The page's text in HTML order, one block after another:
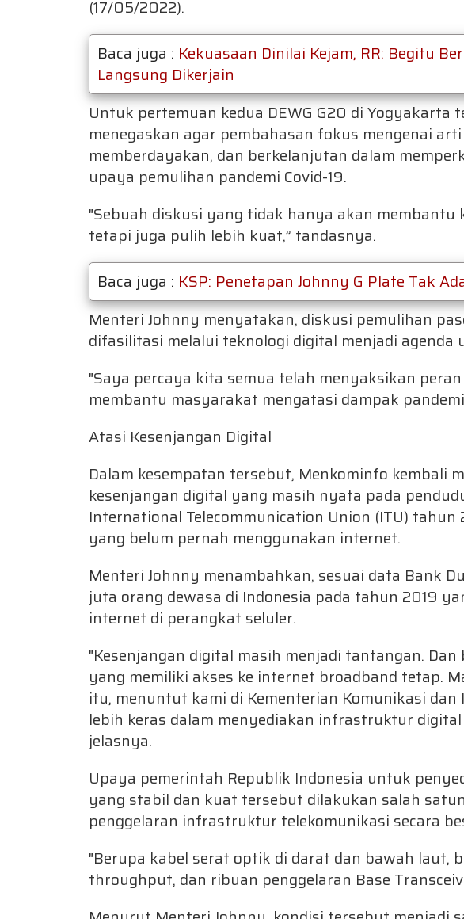
(17/05/2022).
Baca juga : Kekuasaan Dinilai Kejam, RR: Begitu
Langsung Dikerjain
Untuk pertemuan kedua DEWG G20 di Yogyakarta
menegaskan agar pembahasan fokus mengenai
memberdayakan, dan berkelanjutan dalam
upaya pemulihan pandemi Covid-19.
"Sebuah diskusi yang tidak hanya akan
tetapi juga pulih lebih kuat,” tandasnya.
Baca juga : KSP: Penetapan Johnny G Plate Tak
Menteri Johnny menyatakan, diskusi pemulihan
difasilitasi melalui teknologi digital menjadi agenda
"Saya percaya kita semua telah menyaksikan
membantu masyarakat mengatasi dampak
Atasi Kesenjangan Digital
Dalam kesempatan tersebut, Menkominfo kembali
kesenjangan digital yang masih nyata pada
International Telecommunication Union (ITU) tahun
yang belum pernah menggunakan internet.
Menteri Johnny menambahkan, sesuai data Bank
juta orang dewasa di Indonesia pada tahun 2019
internet di perangkat seluler.
"Kesenjangan digital masih menjadi tantangan.
yang memiliki akses ke internet broadband tetap.
itu, menuntut kami di Kementerian Komunikasi
lebih keras dalam menyediakan infrastruktur
jelasnya.
Upaya pemerintah Republik Indonesia untuk
yang stabil dan kuat tersebut dilakukan salah
penggelaran infrastruktur telekomunikasi secara
"Berupa kabel serat optik di darat dan bawah laut,
throughput, dan ribuan penggelaran Base